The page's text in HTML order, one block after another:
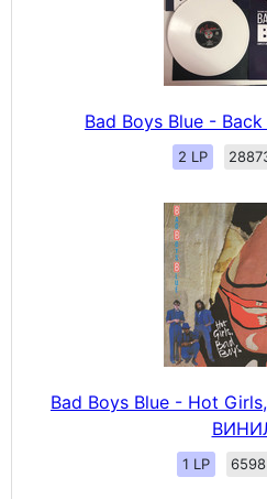
Bad Boys Blue -
2 LP
Bad Boys Blue - Hot
1 LP